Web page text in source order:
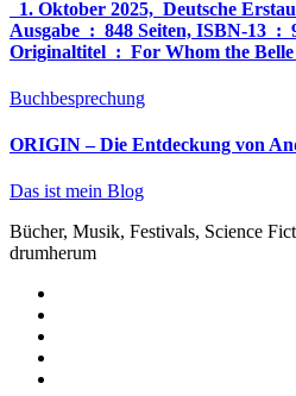
1. Oktober 2025, ‎ Deutsche
Ausgabe ‏ : ‎ 848 Seiten, ISBN-13 ‏ : ‎ 978-3764533694,
Originaltitel ‏ : ‎ For Whom
Buchbesprechung
ORIGIN – Die Entdeckung von
Das ist mein Blog
Bücher, Musik, Festivals, Science
drumherum